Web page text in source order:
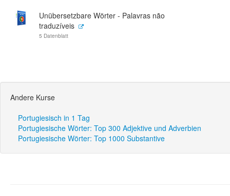
Unübersetzbare Wörter - Palavras não
traduzíveis
5 Datenblatt
Andere Kurse
Portugiesisch in 1 Tag
Portugiesische Wörter: Top 300 Adjektive und Adverbien
Portugiesische Wörter: Top 1000 Substantive